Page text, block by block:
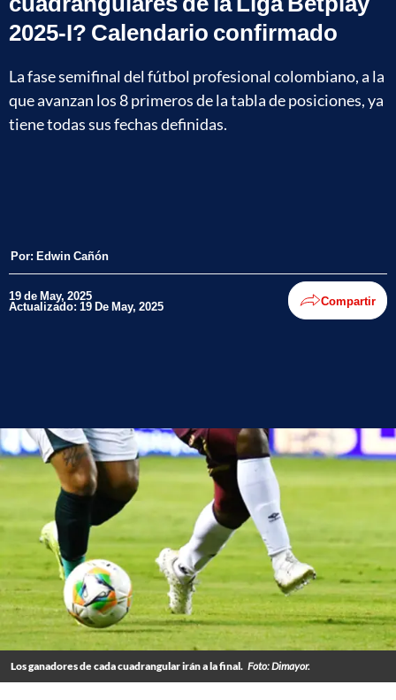
2025-I? Calendario confirmado
La fase semifinal del fútbol profesional colombiano, a la
que avanzan los 8 primeros de la tabla de posiciones, ya
tiene todas sus fechas definidas.
Por: Edwin Cañón
19 de May, 2025
Actualizado: 19 De May, 2025 Compartir
Los ganadores de cada cuadrangular irán a la final. Foto: Dimayor.